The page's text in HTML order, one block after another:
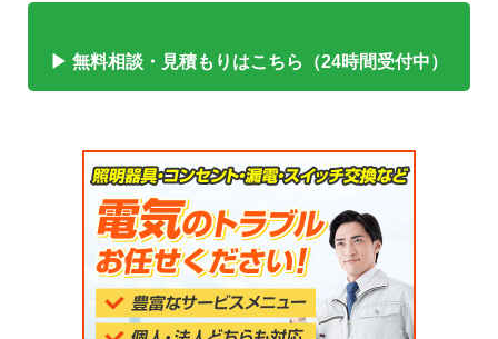
▶ 無料相談・見積もりはこちら（24時間受付中）